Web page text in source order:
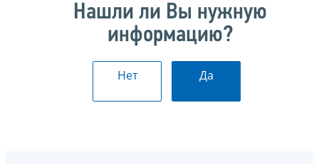
Нашли ли Вы нужную
информацию?
Нет Да